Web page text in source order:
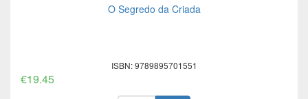
O Segredo da Criada
ISBN: 9789895701551
€19.45